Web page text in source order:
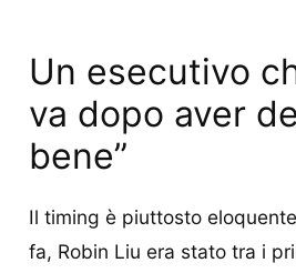
Un esecutivo
va dopo aver
bene”
Il timing è piuttosto
fa, Robin Liu era stato tra i